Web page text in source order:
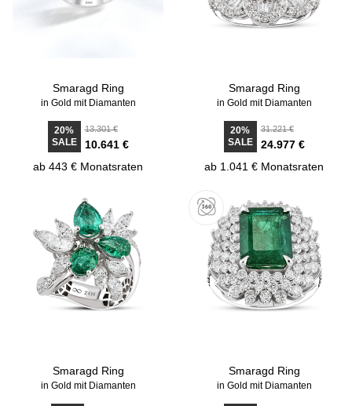
Smaragd Ring
in Gold mit Diamanten
20%
SALE
13.301 €
10.641 €
ab 443 € Monatsraten
Smaragd Ring
in Gold mit Diamanten
20%
SALE
31.221 €
24.977 €
ab 1.041 € Monatsraten
Smaragd Ring
in Gold mit Diamanten
Smaragd Ring
in Gold mit Diamanten